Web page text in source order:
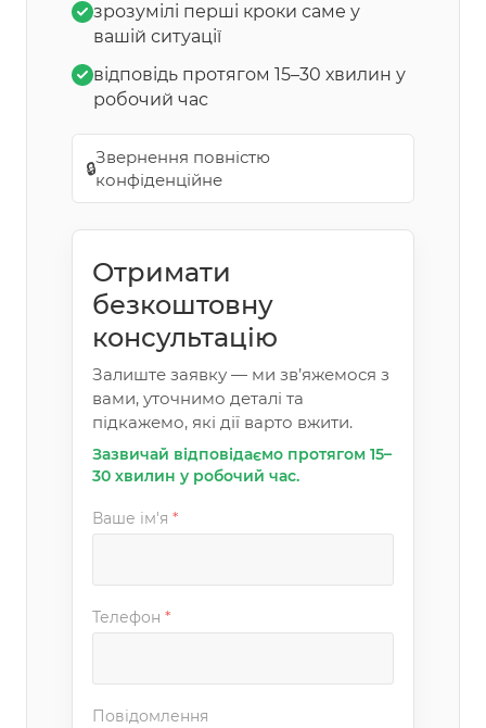
зрозумілі перші кроки саме у
вашій ситуації
відповідь протягом 15–30 хвилин у
робочий час
🔒
Звернення повністю
конфіденційне
Отримати
безкоштовну
консультацію
Залиште заявку — ми зв’яжемося з
вами, уточнимо деталі та
підкажемо, які дії варто вжити.
Зазвичай відповідаємо протягом 15–
30 хвилин у робочий час.
Ваше ім'я *
Телефон *
Повідомлення